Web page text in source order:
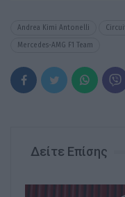
Andrea Kimi Antonelli
Mercedes-AMG F1 Team
Δείτε Επίσης